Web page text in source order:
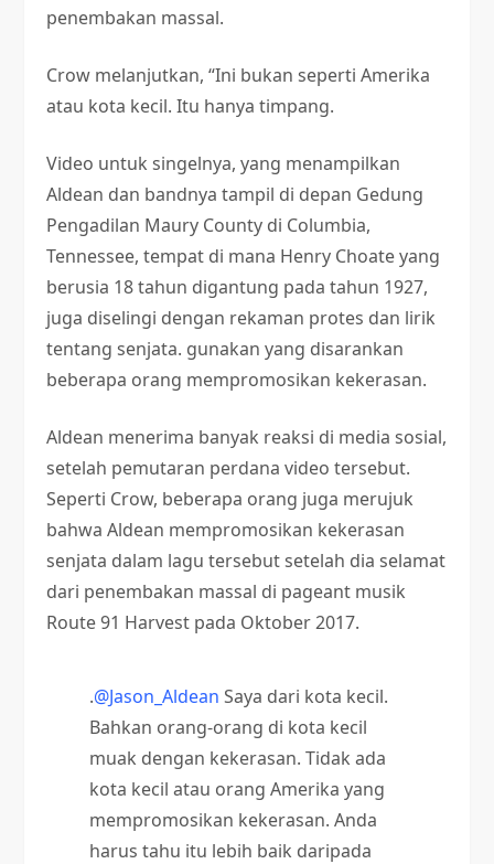
penembakan massal.
Crow melanjutkan, “Ini bukan seperti Amerika
atau kota kecil. Itu hanya timpang.
Video untuk singelnya, yang menampilkan
Aldean dan bandnya tampil di depan Gedung
Pengadilan Maury County di Columbia,
Tennessee, tempat di mana Henry Choate yang
berusia 18 tahun digantung pada tahun 1927,
juga diselingi dengan rekaman protes dan lirik
tentang senjata. gunakan yang disarankan
beberapa orang mempromosikan kekerasan.
Aldean menerima banyak reaksi di media sosial,
setelah pemutaran perdana video tersebut.
Seperti Crow, beberapa orang juga merujuk
bahwa Aldean mempromosikan kekerasan
senjata dalam lagu tersebut setelah dia selamat
dari penembakan massal di pageant musik
Route 91 Harvest pada Oktober 2017.
.@Jason_Aldean Saya dari kota kecil.
Bahkan orang-orang di kota kecil
muak dengan kekerasan. Tidak ada
kota kecil atau orang Amerika yang
mempromosikan kekerasan. Anda
harus tahu itu lebih baik daripada